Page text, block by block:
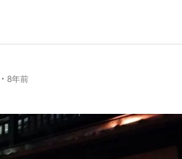
8年前